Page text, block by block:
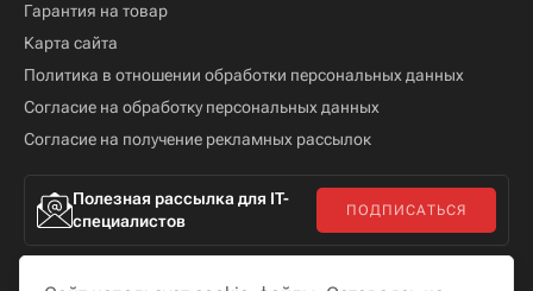
Гарантия на товар
Карта сайта
Политика в отношении обработки персональных данных
Согласие на обработку персональных данных
Согласие на получение рекламных рассылок
Полезная рассылка для IT-
специалистов
ПОДПИСАТЬСЯ